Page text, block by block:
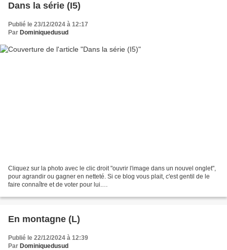
Dans la série (I5)
Publié le 23/12/2024 à 12:17
Par Dominiquedusud
Cliquez sur la photo avec le clic droit "ouvrir l'image dans un nouvel onglet",
pour agrandir ou gagner en netteté. Si ce blog vous plait, c'est gentil de le
faire connaître et de voter pour lui.
En montagne (L)
Publié le 22/12/2024 à 12:39
Par Dominiquedusud